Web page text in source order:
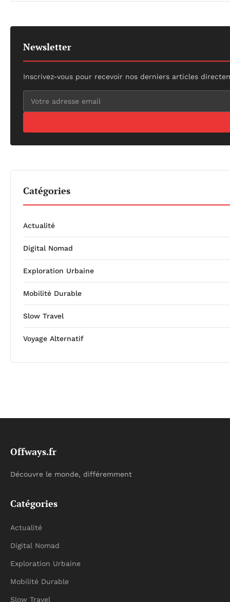
Newsletter
Inscrivez-vous pour recevoir nos derniers articles
Catégories
Actualité
Digital Nomad
Exploration Urbaine
Mobilité Durable
Slow Travel
Voyage Alternatif
Offways.fr
Découvre le monde, différemment
Catégories
Actualité
Digital Nomad
Exploration Urbaine
Mobilité Durable
Slow Travel